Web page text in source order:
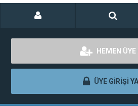
HEMEN ÜYE
ÜYE GİRİŞİ